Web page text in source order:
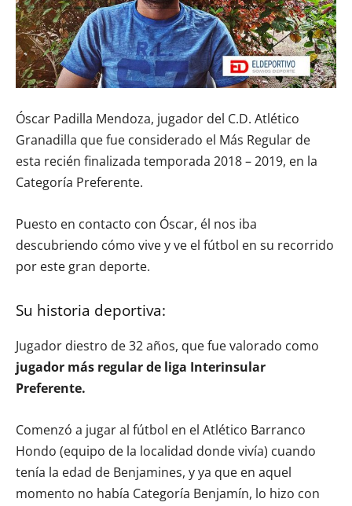
Óscar Padilla Mendoza, jugador del C.D. Atlético
Granadilla que fue considerado el Más Regular de
esta recién finalizada temporada 2018 – 2019, en la
Categoría Preferente.
Puesto en contacto con Óscar, él nos iba
descubriendo cómo vive y ve el fútbol en su recorrido
por este gran deporte.
Su historia deportiva:
Jugador diestro de 32 años, que fue valorado como
jugador más regular de liga Interinsular
Preferente.
Comenzó a jugar al fútbol en el Atlético Barranco
Hondo (equipo de la localidad donde vivía) cuando
tenía la edad de Benjamines, y ya que en aquel
momento no había Categoría Benjamín, lo hizo con